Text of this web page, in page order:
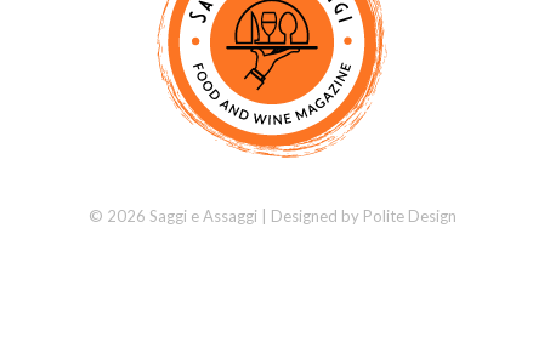
© 2026 Saggi e Assaggi | Designed by Polite Design